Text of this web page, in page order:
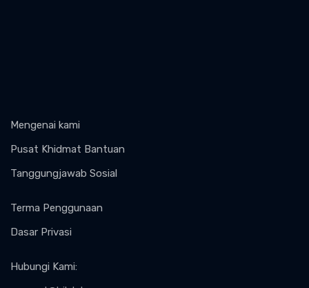
Mengenai kami
Pusat Khidmat Bantuan
Tanggungjawab Sosial
Terma Penggunaan
Dasar Privasi
Hubungi Kami: